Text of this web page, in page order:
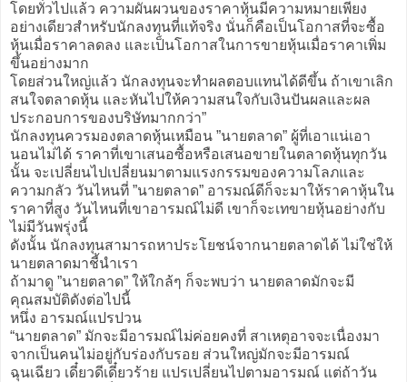
โดยทั่วไปแล้ว ความผันผวนของราคาหุ้นมีความหมายเพียง
อย่างเดียวสำหรับนักลงทุนที่แท้จริง นั่นก็คือเป็นโอกาสที่จะซื้อ
หุ้นเมื่อราคาลดลง และเป็นโอกาสในการขายหุ้นเมื่อราคาเพิ่ม
ขึ้นอย่างมาก
โดยส่วนใหญ่แล้ว นักลงทุนจะทำผลตอบแทนได้ดีขึ้น ถ้าเขาเลิก
สนใจตลาดหุ้น และหันไปให้ความสนใจกับเงินปันผลและผล
ประกอบการของบริษัทมากกว่า”
นักลงทุนควรมองตลาดหุ้นเหมือน ”นายตลาด” ผู้ที่เอาแน่เอา
นอนไม่ได้ ราคาที่เขาเสนอซื้อหรือเสนอขายในตลาดหุ้นทุกวัน
นั้น จะเปลี่ยนไปเปลี่ยนมาตามแรงกรรมของความโลภและ
ความกลัว วันไหนที่ ”นายตลาด” อารมณ์ดีก็จะมาให้ราคาหุ้นใน
ราคาที่สูง วันไหนที่เขาอารมณ์ไม่ดี เขาก็จะเทขายหุ้นอย่างกับ
ไม่มีวันพรุ่งนี้
ดังนั้น นักลงทุนสามารถหาประโยชน์จากนายตลาดได้ ไม่ใช่ให้
นายตลาดมาชี้นำเรา
ถ้ามาดู ”นายตลาด” ให้ใกล้ๆ ก็จะพบว่า นายตลาดมักจะมี
คุณสมบัติดังต่อไปนี้
หนึ่ง อารมณ์แปรปวน
“นายตลาด” มักจะมีอารมณ์ไม่ค่อยคงที่ สาเหตุอาจจะเนื่องมา
จากเป็นคนไม่อยู่กับร่องกับรอย ส่วนใหญ่มักจะมีอารมณ์
ฉุนเฉียว เดี๋ยวดีเดี๋ยวร้าย แปรเปลี่ยนไปตามอารมณ์ แต่ถ้าวัน